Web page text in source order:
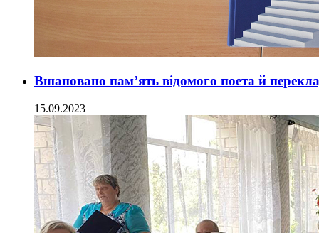
Вшановано пам’ять відомого поета й
15.09.2023